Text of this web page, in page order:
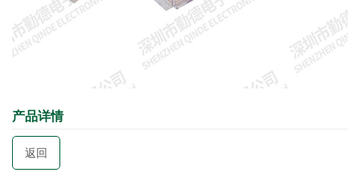
产品详情
返回